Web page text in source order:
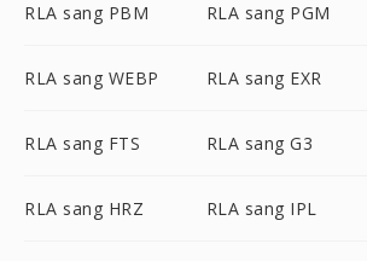
RLA sang PBM RLA sang PGM
RLA sang WEBP RLA sang EXR
RLA sang FTS RLA sang G3
RLA sang HRZ RLA sang IPL